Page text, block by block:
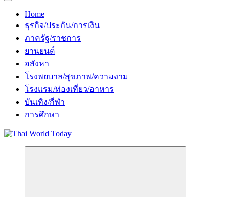
Home
ธุรกิจ/ประกัน/การเงิน
ภาครัฐ/ราชการ
ยานยนต์
อสังหา
โรงพยบาล/สุขภาพ/ความงาม
โรงแรม/ท่องเที่ยว/อาหาร
บันเทิง/กีฬา
การศึกษา